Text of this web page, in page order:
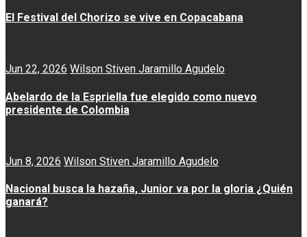
El Festival del Chorizo se vive en Copacabana
Jun 22, 2026 Wilson Stiven Jaramillo Agudelo
Abelardo de la Espriella fue elegido como nuevo
presidente de Colombia
Jun 8, 2026 Wilson Stiven Jaramillo Agudelo
Nacional busca la hazaña, Junior va por la gloria ¿Quién
ganará?